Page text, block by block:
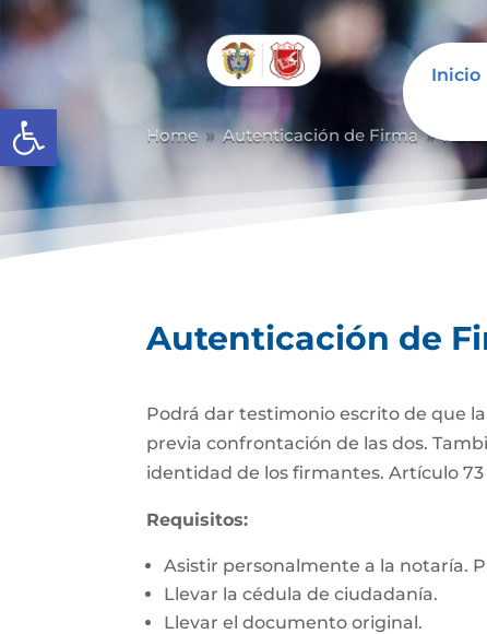
Abrir barra de herramientas
Inicio
Home 9 Autenticación de Firma 9
Autenticación de
Podrá dar testimonio escrito de que
previa confrontación de las dos.
identidad de los firmantes. Artículo 73
Requisitos:
Asistir personalmente a la notaría.
Llevar la cédula de ciudadanía.
Llevar el documento original.